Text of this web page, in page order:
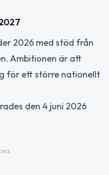
2026 med stöd från
Ambitionen är att
för ett större nationellt
den 4 juni 2026